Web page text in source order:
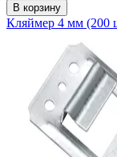
В корзину
Кляймер 4 мм (200